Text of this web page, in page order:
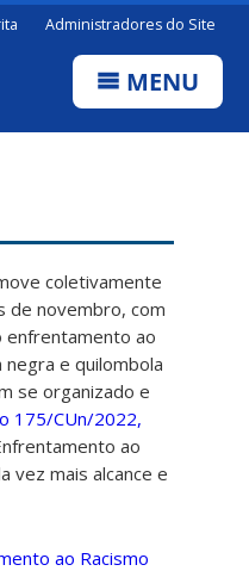
Administradores do Site
MENU
coletivamente
de novembro, com
enfrentamento ao
negra e quilombola
se organizado e
175/CUn/2022,
ao
vez mais alcance e
ao Racismo